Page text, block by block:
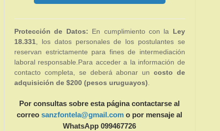
Protección de Datos: En cumplimiento con la
Ley
18.331, los datos personales de los postulantes se
reservan estrictamente para fines de intermediación
laboral responsable.Para acceder a la información de
contacto completa, se deberá abonar uncosto de
adquisición de $200 (pesos uruguayos).
Por consultas sobre esta página contactarse al
correosanzfontela@gmail.com o por mensaje al
WhatsApp 099467726